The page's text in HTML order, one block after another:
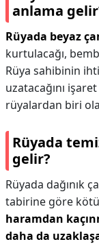
anlama
Rüyada beyaz
kurtulacağı,
Rüya sahibinin
uzatacağını
rüyalardan biri
Rüyada
gelir?
Rüyada dağınık
tabirine göre
haramdan
daha da